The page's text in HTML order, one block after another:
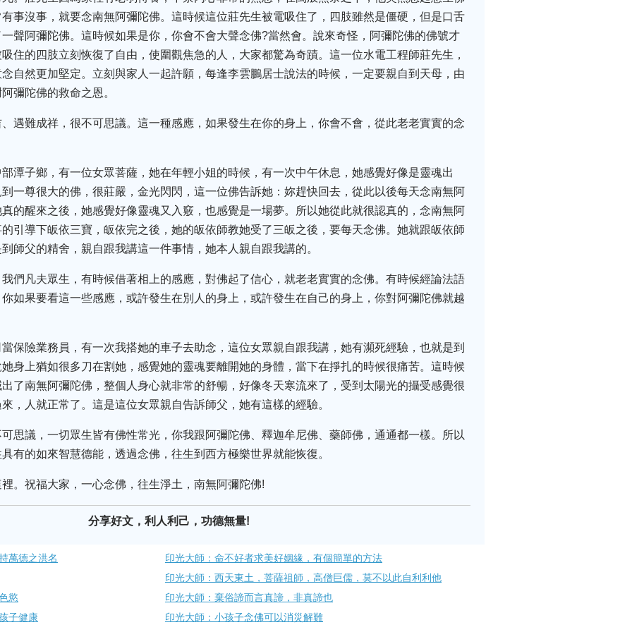
事沒事，就要念南無阿彌陀佛。這時候這位莊先生被電吸住了，四肢雖然是僵硬，但是口舌
聲阿彌陀佛。這時候如果是你，你會不會大聲念佛?當然會。說來奇怪，阿彌陀佛的佛號才
住的四肢立刻恢復了自由，使圍觀焦急的人，大家都驚為奇蹟。這一位水電工程師莊先生，
自然更加堅定。立刻與家人一起許願，每逢李雲鵬居士說法的時候，一定要親自到天母，由
彌陀佛的救命之恩。
遇難成祥，很不可思議。這一種感應，如果發生在你的身上，你會不會，從此老老實實的念
潭子鄉，有一位女眾菩薩，她在年輕小姐的時候，有一次中午休息，她感覺好像是靈魂出
一尊很大的佛，很莊嚴，金光閃閃，這一位佛告訴她：妳趕快回去，從此以後每天念南無阿
的醒來之後，她感覺好像靈魂又入竅，也感覺是一場夢。所以她從此就很認真的，念南無阿
引導下皈依三寶，皈依完之後，她的皈依師教她受了三皈之後，要每天念佛。她就跟皈依師
師父的精舍，親自跟我講這一件事情，她本人親自跟我講的。
們凡夫眾生，有時候借著相上的感應，對佛起了信心，就老老實實的念佛。有時候經論法語
如果要看這一些感應，或許發生在別人的身上，或許發生在自己的身上，你對阿彌陀佛就越
保險業務員，有一次我搭她的車子去助念，這位女眾親自跟我講，她有瀕死經驗，也就是到
身上猶如很多刀在割她，感覺她的靈魂要離開她的身體，當下在掙扎的時候很痛苦。這時候
了南無阿彌陀佛，整個人身心就非常的舒暢，好像冬天寒流來了，受到太陽光的攝受感覺很
，人就正常了。這是這位女眾親自告訴師父，她有這樣的經驗。
思議，一切眾生皆有佛性常光，你我跟阿彌陀佛、釋迦牟尼佛、藥師佛，通通都一樣。所以
有的如來智慧德能，透過念佛，往生到西方極樂世界就能恢復。
。祝福大家，一心念佛，往生淨土，南無阿彌陀佛!
分享好文，利人利己，功德無量!
萬德之洪名
印光大師：命不好者求美好姻緣，有個簡單的方法
印光大師：西天東土，菩薩祖師，高僧巨儒，莫不以此自利利他
慾
印光大師：棄俗諦而言真諦，非真諦也
子健康
印光大師：小孩子念佛可以消災解難